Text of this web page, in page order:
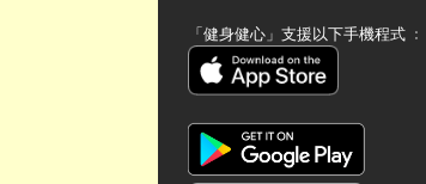
「健身健心」支援以下手機程式 ﹕